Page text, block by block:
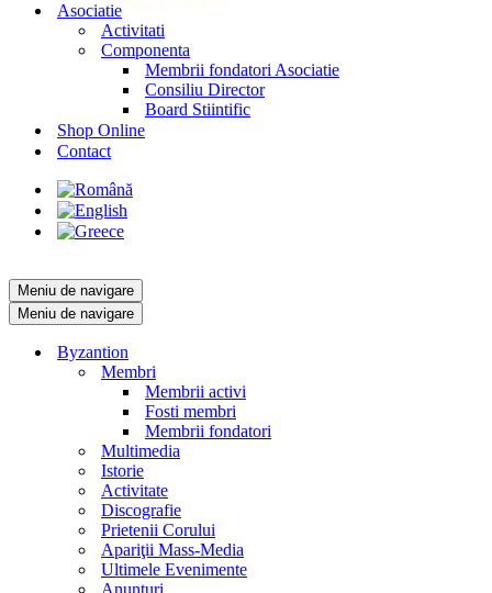
Asociatie
Activitati
Componenta
Membrii fondatori Asociatie
Consiliu Director
Board Stiintific
Shop Online
Contact
Meniu de navigare
Meniu de navigare
Byzantion
Membri
Membrii activi
Fosti membri
Membrii fondatori
Multimedia
Istorie
Activitate
Discografie
Prietenii Corului
Apariţii Mass-Media
Ultimele Evenimente
Anunţuri